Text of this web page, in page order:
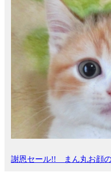
謝恩セール!! まん丸お顔